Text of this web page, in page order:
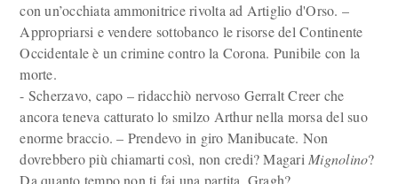
con un’occhiata ammonitrice rivolta ad Artiglio d'Orso. –
Appropriarsi e vendere sottobanco le risorse del Continente
Occidentale è un crimine contro la Corona. Punibile con la
morte.
- Scherzavo, capo – ridacchiò nervoso Gerralt Creer che
ancora teneva catturato lo smilzo Arthur nella morsa del suo
enorme braccio. – Prendevo in giro Manibucate. Non
dovrebbero più chiamarti così, non credi? Magari Mignolino?
Da quanto tempo non ti fai una partita, Gragh?